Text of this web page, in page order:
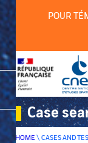
POUR
Case
Keywords
HOME \ CASES AND